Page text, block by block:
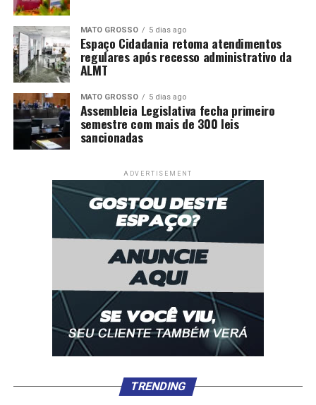
MATO GROSSO 5 dias ago
Espaço Cidadania retoma atendimentos
regulares após recesso administrativo da
ALMT
MATO GROSSO 5 dias ago
Assembleia Legislativa fecha primeiro
semestre com mais de 300 leis
sancionadas
ADVERTISEMENT
TRENDING